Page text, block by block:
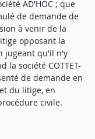
AD'HOC ; que
de demande de
à venir de la
opposant la
jugeant qu'il n'y
la société COTTET-
de demande en
du litige, en
civile.